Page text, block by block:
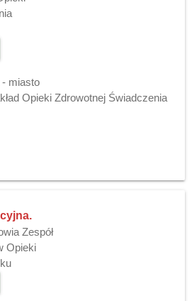
miasto
Opieki Zdrowotnej Świadczenia
Zespół
Opieki